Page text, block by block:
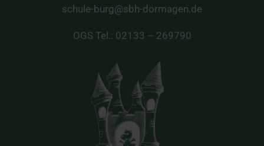
schule-burg@sbh-dormagen.de
OGS Tel.: 02133 – 269790